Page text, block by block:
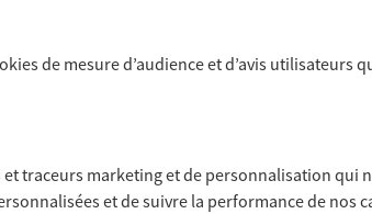
spécialement
: responsabilité
protégez et
de mesure d’audience et d’avis utilisateurs
et traceurs marketing et de personnalisation qui
et de suivre la performance de nos